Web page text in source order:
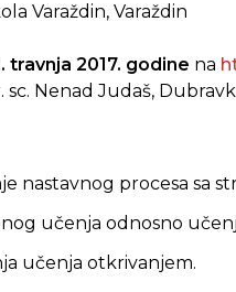
Varaždin, Varaždin
travnja 2017. godine na
sc. Nenad Judaš,
nastavnog procesa sa
učenja odnosno
učenja otkrivanjem.